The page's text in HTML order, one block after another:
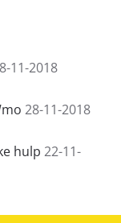
11-2018
28-11-2018
hulp 22-11-